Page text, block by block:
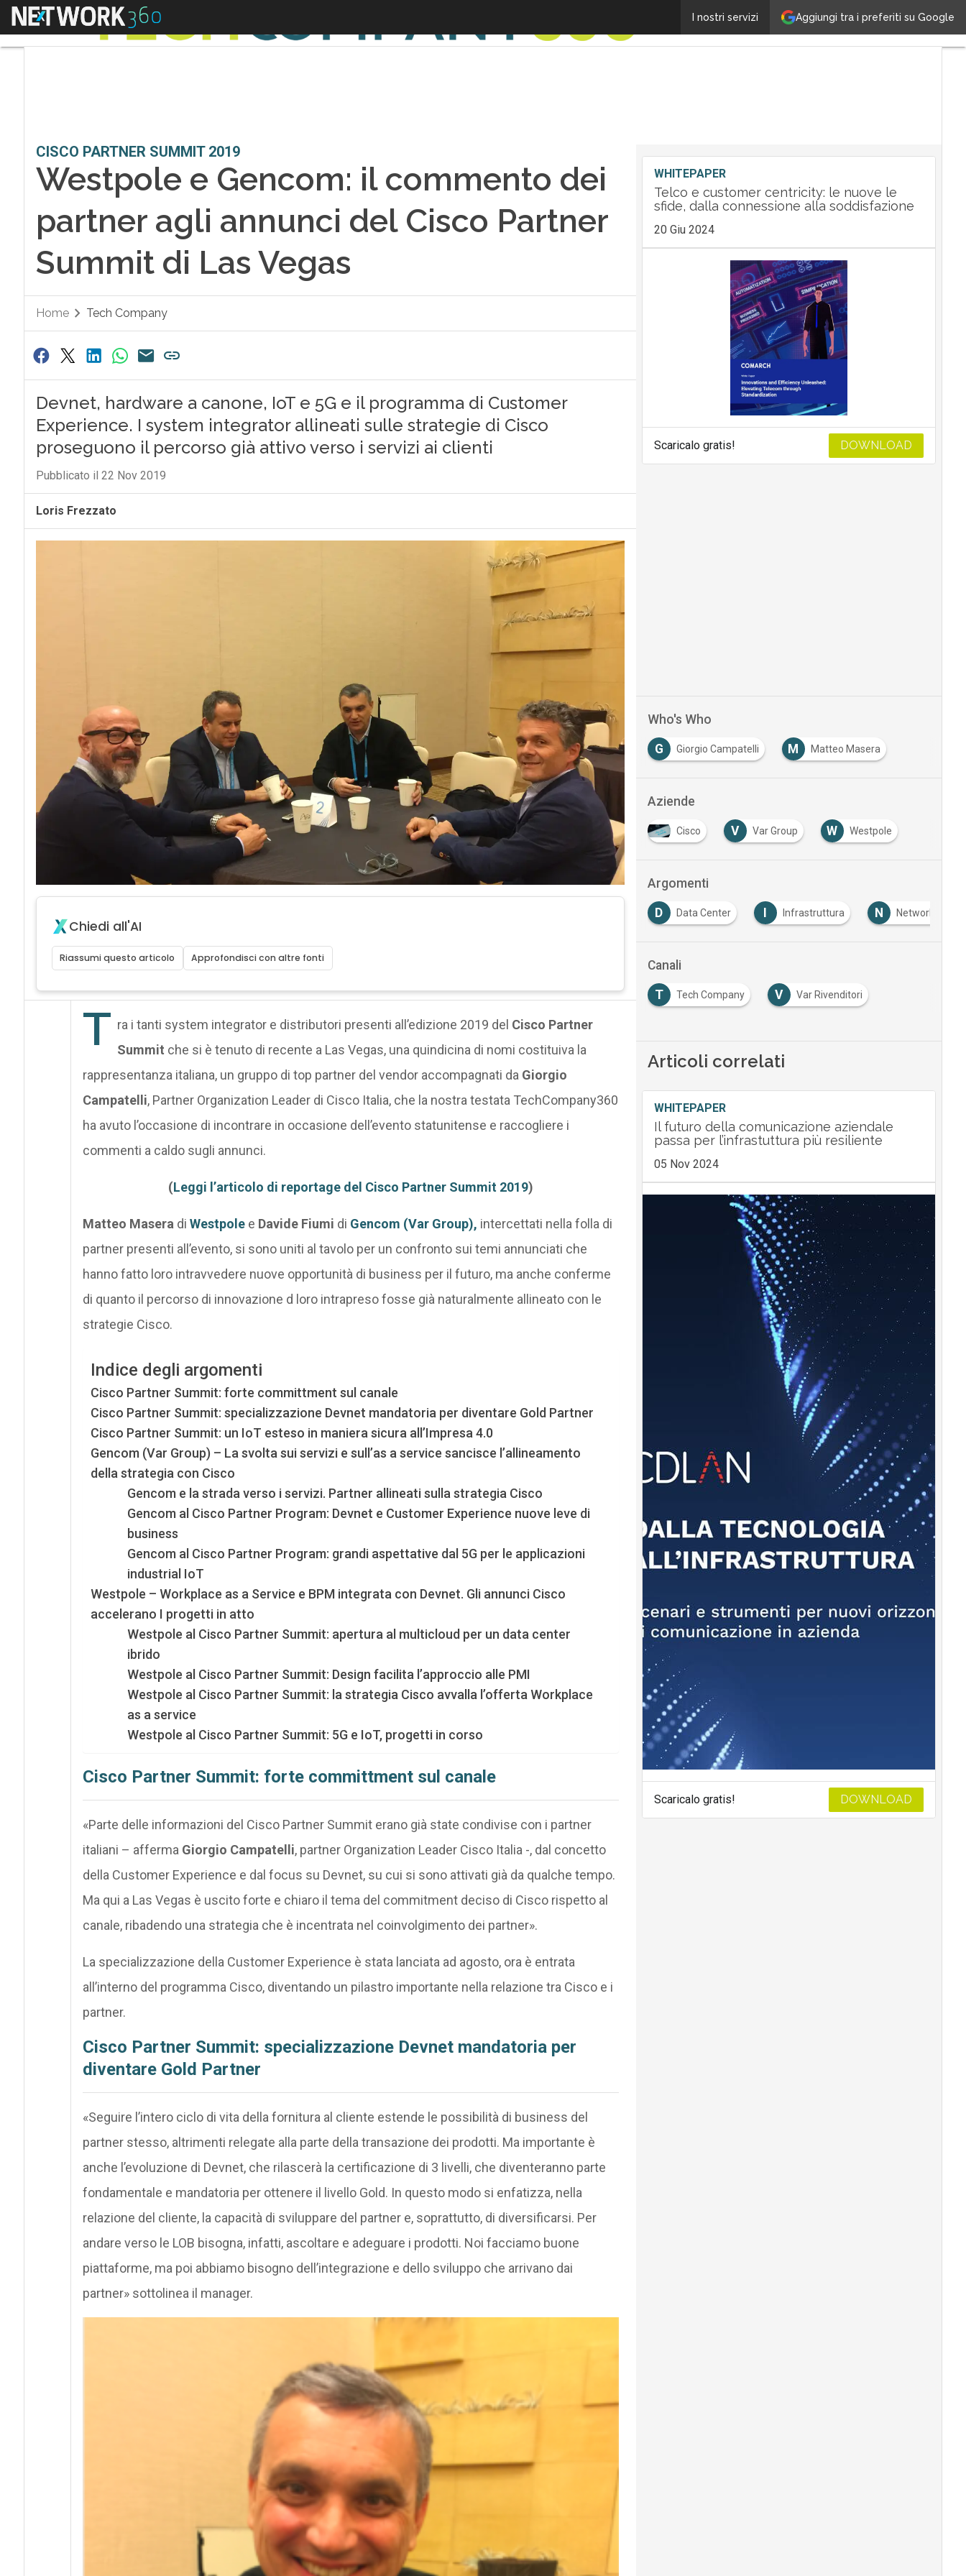
Aggiungi tra i preferiti su Google
I nostri servizi
Menu Westpole e Gencom: il commento dei partner agli
CISCO PARTNER SUMMIT 2019
Westpole e Gencom: il commento dei
partner agli annunci del Cisco Partner
Summit di Las Vegas
Home Tech Company
Devnet, hardware a canone, IoT e 5G e il programma di Customer
Experience. I system integrator allineati sulle strategie di Cisco
proseguono il percorso già attivo verso i servizi ai clienti
Pubblicato il 22 Nov 2019
Loris Frezzato
Chiedi all'AI
Riassumi questo articolo Approfondisci con altre fonti
T ra i tanti system integrator e distributori presenti all’edizione 2019 del Cisco Partner
Summit che si è tenuto di recente a Las Vegas, una quindicina di nomi costituiva la
rappresentanza italiana, un gruppo di top partner del vendor accompagnati da Giorgio
Campatelli, Partner Organization Leader di Cisco Italia, che la nostra testata TechCompany360
ha avuto l’occasione di incontrare in occasione dell’evento statunitense e raccogliere i
commenti a caldo sugli annunci.
(Leggi l’articolo di reportage del Cisco Partner Summit 2019)
Matteo Masera di Westpolee Davide Fiumi di Gencom (Var Group), intercettati nella folla di
partner presenti all’evento, si sono uniti al tavolo per un confronto sui temi annunciati che
hanno fatto loro intravvedere nuove opportunità di business per il futuro, ma anche conferme
di quanto il percorso di innovazione d loro intrapreso fosse già naturalmente allineato con le
strategie Cisco.
Indice degli argomenti
Cisco Partner Summit: forte committment sul canale
Cisco Partner Summit: specializzazione Devnet mandatoria per diventare Gold Partner
Cisco Partner Summit: un IoT esteso in maniera sicura all’Impresa 4.0
Gencom (Var Group) – La svolta sui servizi e sull’as a service sancisce l’allineamento
della strategia con Cisco
Gencom e la strada verso i servizi. Partner allineati sulla strategia Cisco
Gencom al Cisco Partner Program: Devnet e Customer Experience nuove leve di
business
Gencom al Cisco Partner Program: grandi aspettative dal 5G per le applicazioni
industrial IoT
Westpole – Workplace as a Service e BPM integrata con Devnet. Gli annunci Cisco
accelerano I progetti in atto
Westpole al Cisco Partner Summit: apertura al multicloud per un data center
ibrido
Westpole al Cisco Partner Summit: Design facilita l’approccio alle PMI
Westpole al Cisco Partner Summit: la strategia Cisco avvalla l’offerta Workplace
as a service
Westpole al Cisco Partner Summit: 5G e IoT, progetti in corso
Cisco Partner Summit: forte committment sul canale
«Parte delle informazioni del Cisco Partner Summit erano già state condivise con i partner
italiani – afferma Giorgio Campatelli, partner Organization Leader Cisco Italia -, dal concetto
della Customer Experience e dal focus su Devnet, su cui si sono attivati già da qualche tempo.
Ma qui a Las Vegas è uscito forte e chiaro il tema del commitment deciso di Cisco rispetto al
canale, ribadendo una strategia che è incentrata nel coinvolgimento dei partner».
La specializzazione della Customer Experience è stata lanciata ad agosto, ora è entrata
all’interno del programma Cisco, diventando un pilastro importante nella relazione tra Cisco e i
partner.
Cisco Partner Summit: specializzazione Devnet mandatoria per
diventare Gold Partner
«Seguire l’intero ciclo di vita della fornitura al cliente estende le possibilità di business del
partner stesso, altrimenti relegate alla parte della transazione dei prodotti. Ma importante è
anche l’evoluzione di Devnet, che rilascerà la certificazione di 3 livelli, che diventeranno parte
fondamentale e mandatoria per ottenere il livello Gold. In questo modo si enfatizza, nella
relazione del cliente, la capacità di sviluppare del partner e, soprattutto, di diversificarsi. Per
andare verso le LOB bisogna, infatti, ascoltare e adeguare i prodotti. Noi facciamo buone
piattaforme, ma poi abbiamo bisogno dell’integrazione e dello sviluppo che arrivano dai
partner» sottolinea il manager.
WHITEPAPER
Telco e customer centricity: le nuove le
sfide, dalla connessione alla soddisfazione
20 Giu 2024
Scaricalo gratis! DOWNLOAD
Who's Who
G Giorgio Campatelli M Matteo Masera
Aziende
Cisco V Var Group W Westpole
Argomenti
D Data Center Infrastruttura N Networking
Canali
T Tech Company V Var Rivenditori
Articoli correlati
WHITEPAPER
Il futuro della comunicazione aziendale
passa per l’infrastuttura più resiliente
05 Nov 2024
Scaricalo gratis! DOWNLOAD